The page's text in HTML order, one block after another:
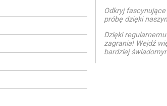
Odkryj
próbę dzięki
Dzięki
zagrania! Wejdź
bardziej